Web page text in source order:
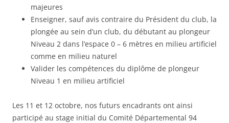
majeures
Enseigner, sauf avis contraire du Président du club, la
plongée au sein d’un club, du débutant au plongeur
Niveau 2 dans l’espace 0 – 6 mètres en milieu artificiel
comme en milieu naturel
Valider les compétences du diplôme de plongeur
Niveau 1 en milieu artificiel
Les 11 et 12 octobre, nos futurs encadrants ont ainsi
participé au stage initial du Comité Départemental 94